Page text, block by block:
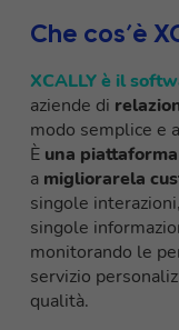
Che cos’è
XCALLY è il
aziende di
modo semplice e
È una
a migliorarela
singole
singole
monitorando le
servizio
qualità.